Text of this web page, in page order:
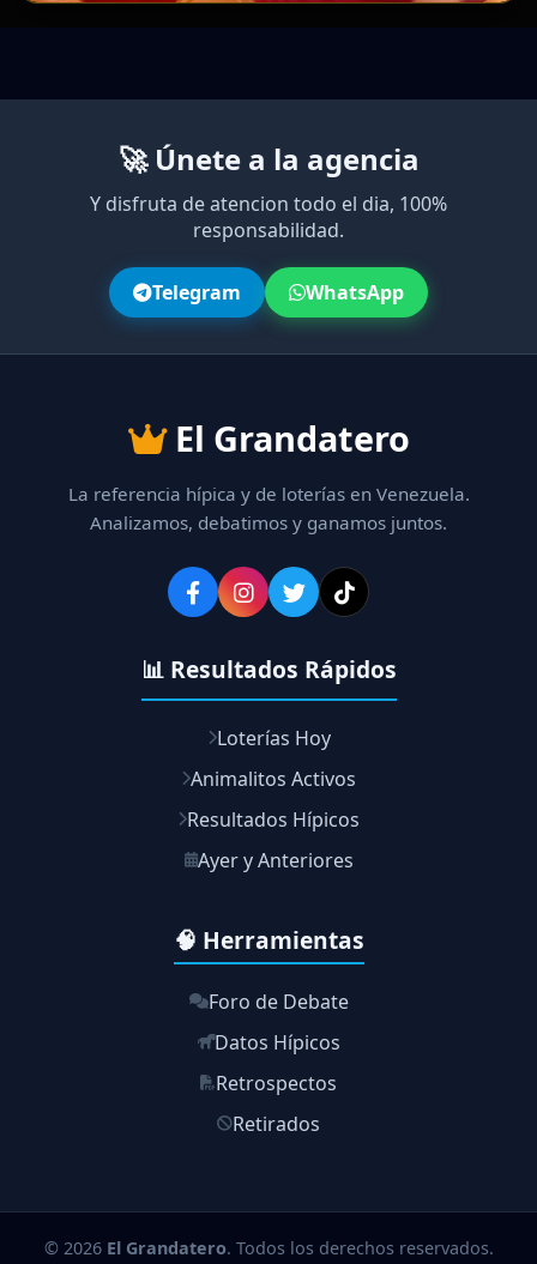
🚀 Únete a la agencia
Y disfruta de atencion todo el dia, 100%
responsabilidad.
Telegram WhatsApp
El Grandatero
La referencia hípica y de loterías en Venezuela.
Analizamos, debatimos y ganamos juntos.
📊 Resultados Rápidos
Loterías Hoy
Animalitos Activos
Resultados Hípicos
Ayer y Anteriores
🧠 Herramientas
Foro de Debate
Datos Hípicos
Retrospectos
Retirados
© 2026 El Grandatero. Todos los derechos reservados.